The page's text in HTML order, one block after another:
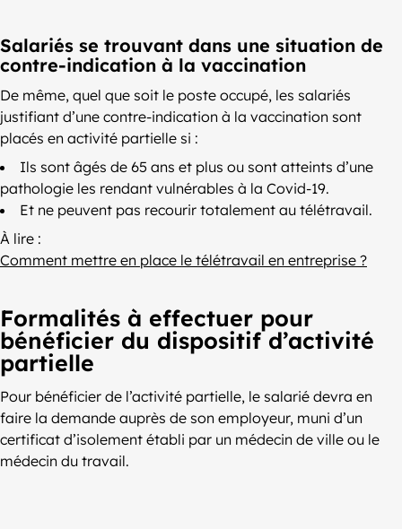
Salariés se trouvant dans une situation de
contre-indication à la vaccination
De même, quel que soit le poste occupé, les salariés
justifiant d’une contre-indication à la vaccination sont
placés en activité partielle si :
Ils sont âgés de 65 ans et plus ou sont atteints d’une
pathologie les rendant vulnérables à la Covid-19.
Et ne peuvent pas recourir totalement au télétravail.
À lire :
Comment mettre en place le télétravail en entreprise ?
Formalités à effectuer pour
bénéficier du dispositif d’activité
partielle
Pour bénéficier de l’activité partielle, le salarié devra en
faire la demande auprès de son employeur, muni d’un
certificat d’isolement établi par un médecin de ville ou le
médecin du travail.